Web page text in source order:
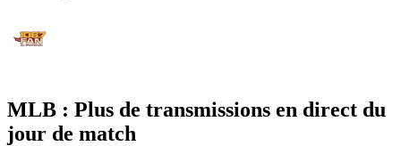
MLB : Plus de transmissions en direct du
jour de match